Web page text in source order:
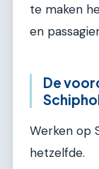
te maken
en
De
Werken op
hetzelfde.